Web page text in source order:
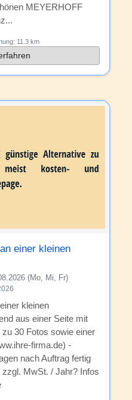
MEYERHOFF
11.3 km
einer kleinen
(Mo, Mi, Fr)
kleinen
aus einer Seite mit
zu 30 Fotos sowie einer
firma.de) -
nach Auftrag fertig
MwSt. / Jahr? Infos